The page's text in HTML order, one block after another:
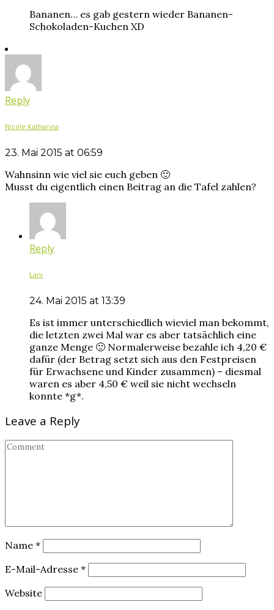
Bananen… es gab gestern wieder Bananen-
Schokoladen-Kuchen XD
Reply
Nicole Katharina
23. Mai 2015 at 06:59
Wahnsinn wie viel sie euch geben 🙂
Musst du eigentlich einen Beitrag an die Tafel zahlen?
Reply
Lani
24. Mai 2015 at 13:39
Es ist immer unterschiedlich wieviel man bekommt,
die letzten zwei Mal war es aber tatsächlich eine
ganze Menge 🙂 Normalerweise bezahle ich 4,20 €
dafür (der Betrag setzt sich aus den Festpreisen
für Erwachsene und Kinder zusammen) – diesmal
waren es aber 4,50 € weil sie nicht wechseln
konnte *g*.
Leave a Reply
Name *
E-Mail-Adresse *
Website